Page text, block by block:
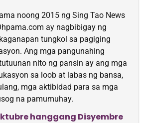
noong 2015 ng Sing Tao News
ay nagbibigay ng
tungkol sa pagiging
Ang mga pangunahing
nito ng pansin ay ang mga
sa loob at labas ng bansa,
mga aktibidad para sa mga
na pamumuhay.
hanggang Disyembre